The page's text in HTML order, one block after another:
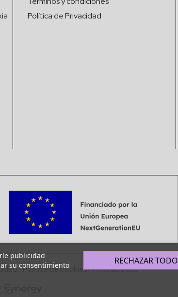
Política de Privacidad
publicidad
su consentimiento
RECHAZAR TODO
|Política de cookies|Accesibilidad